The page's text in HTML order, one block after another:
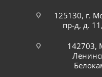
125130, г.
пр-д, д.
142703,